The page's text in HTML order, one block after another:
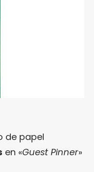
de papel
en «Guest Pinner»